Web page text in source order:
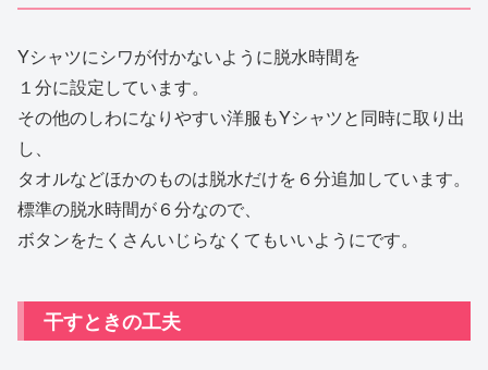
Yシャツにシワが付かないように脱水時間を
１分に設定しています。
その他のしわになりやすい洋服もYシャツと同時に取り出
し、
タオルなどほかのものは脱水だけを６分追加しています。
標準の脱水時間が６分なので、
ボタンをたくさんいじらなくてもいいようにです。
干すときの工夫